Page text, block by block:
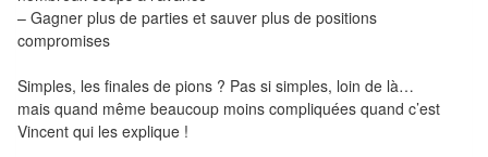
Pour
2
Joueurs
Ambiance
– Gagner plus de parties et sauver plus de positions
compromises
Simples, les finales de pions ? Pas si simples, loin de là…
mais quand même beaucoup moins compliquées quand c’est
Vincent qui les explique !